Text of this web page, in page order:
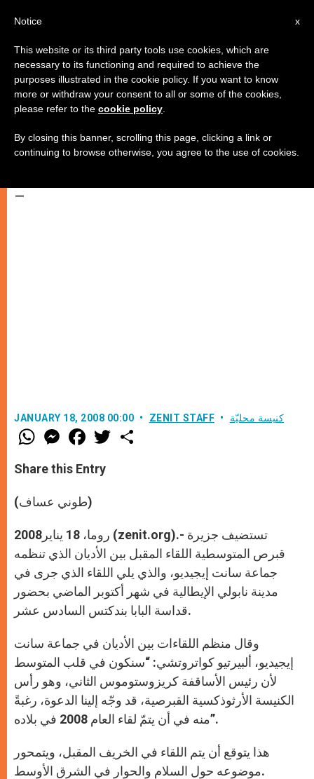
قبرص تستضيف اللقاء المقبل بين
الأديان الذي تنظمه جماعة سانت
إيجيديو
–
JANUARY 18, 2008 00:00 ZENIT STAFF كنيسة محليّة
W
h
t
s
p
p
M
e
s
e
g
e
F
a
e
b
o
k
w
Share this Entry
(طوني عساف)
روما، 18 يناير2008 (zenit.org).- تستضيف جزيرة
قبرص المتوسطية اللقاء المقبل بين الأديان الذي تنظمه
جماعة سانت إيجيديو، والذي يلي اللقاء الذي جرى في
مدينة نابولي الإيطالية في شهر أكتوبر الماضي بحضور
قداسة البابا بندكتس السادس عشر.
وقال منظم اللقاءات بين الأديان في جماعة سانت
إيجيديو، ألبيرتيو كواتروتشي: “سنكون في قلب المتوسط
لأن رئيس الأساقفة كريزوستوموس الثاني، وهو رأس
الكنيسة الأرثوذكسية القبرصية، قد وجّه إلينا الدعوة، رغبةً
منه في أن يتمّ لقاء العام 2008 في بلاده”.
هذا يتوقع أن يتم اللقاء في الخريف المقبل، ويتمحور
موضوعه حول السلام والحوار في الشرق الأوسط.
x
Notice
This website or its third party tools use cookies, which are
necessary to its functioning and required to achieve the
purposes illustrated in the cookie policy. If you want to know
more or withdraw your consent to all or some of the cookies,
please refer to the cookie policy
By closing this banner, scrolling this page, clicking a link or
continuing to browse otherwise, you agree to the use of cookies.